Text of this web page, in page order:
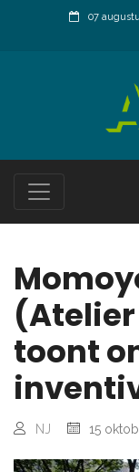
07
toont
NJ 15